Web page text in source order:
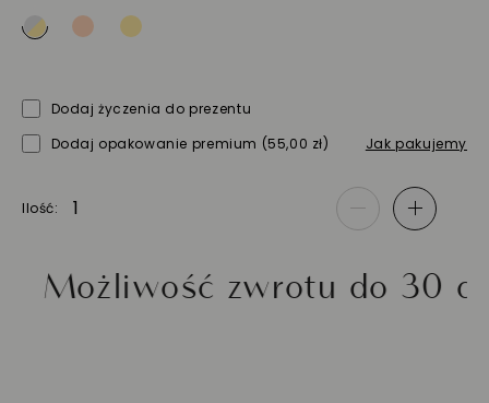
Dodaj życzenia do prezentu
Dodaj opakowanie premium (55,00 zł) Jak pakujemy
Ilość - +
zwrotu do 30 dni